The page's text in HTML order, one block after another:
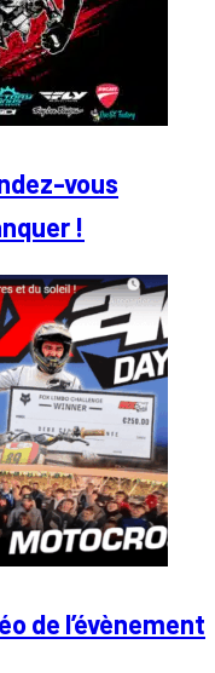
vous
!
de l’évènement